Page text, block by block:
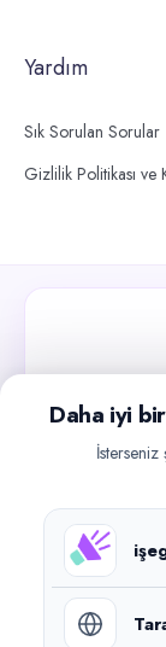
Yardım
Sık Sorulan Sorular
Gizlilik Politikası ve
Güncel iş
©
Daha iyi